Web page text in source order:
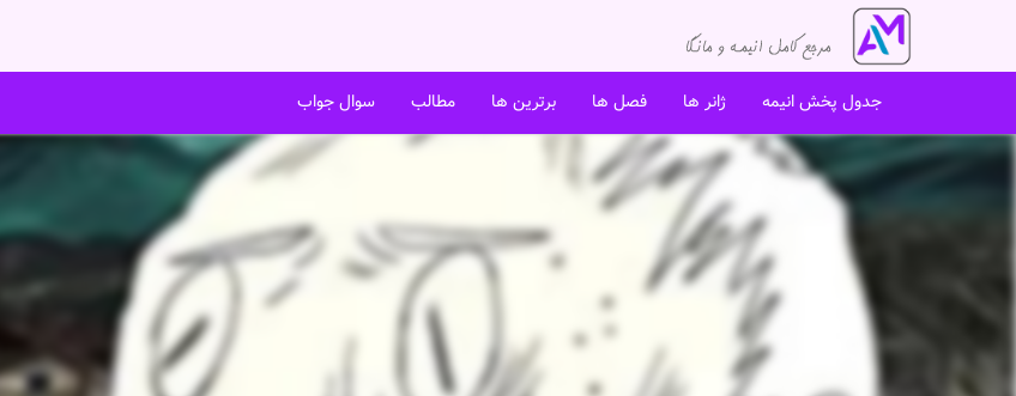
جدول پخش انیمه ژانر ها فصل ها برترین ها مطالب سوال جواب